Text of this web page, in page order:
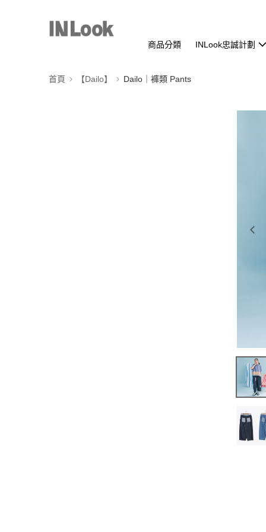
商品分類 INLook忠誠計劃
首頁 【Dailo】 Dailo｜褲類 Pants